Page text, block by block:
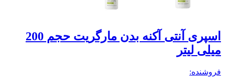
اسپری آنتی آکنه بدن مارگریت حجم 200
میلی لیتر
فروشنده: